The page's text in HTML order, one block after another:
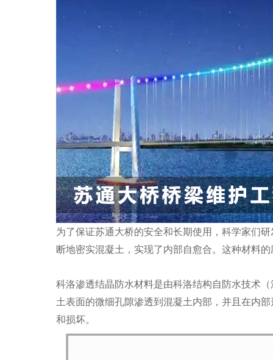
为了保证苏通大桥的安全和长期使用，科学家们
断地密实混凝土，实现了内部自愈合。这种材料
科洛渗透结晶防水材料是由科洛结构自防水技术
土表面的微细孔隙渗透到混凝土内部，并且在内
和损坏。